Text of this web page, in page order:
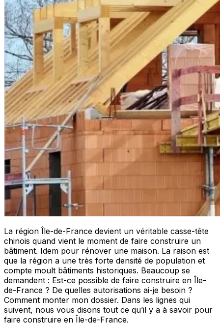
La région Île-de-France devient un véritable casse-tête
chinois quand vient le moment de faire construire un
bâtiment. Idem pour rénover une maison. La raison est
que la région a une très forte densité de population et
compte moult bâtiments historiques. Beaucoup se
demandent : Est-ce possible de faire construire en Île-
de-France ? De quelles autorisations ai-je besoin ?
Comment monter mon dossier. Dans les lignes qui
suivent, nous vous disons tout ce qu’il y a à savoir pour
faire construire en Île-de-France.